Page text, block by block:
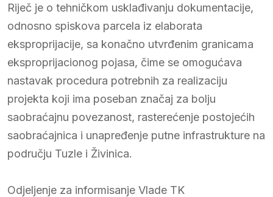
Riječ je o tehničkom usklađivanju dokumentacije,
odnosno spiskova parcela iz elaborata
eksproprijacije, sa konačno utvrđenim granicama
eksproprijacionog pojasa, čime se omogućava
nastavak procedura potrebnih za realizaciju
projekta koji ima poseban značaj za bolju
saobraćajnu povezanost, rasterećenje postojećih
saobraćajnica i unapređenje putne infrastrukture na
području Tuzle i Živinica.
Odjeljenje za informisanje Vlade TK